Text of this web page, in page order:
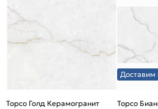
Цвет:
Торсо Голд Керамогранит
Доставим
Торсо